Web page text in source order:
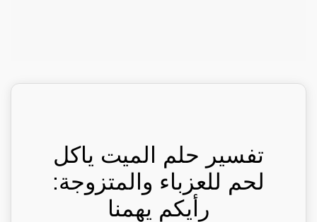
تفسير حلم الميت ياكل
لحم للعزباء والمتزوجة:
رأيكم يهمنا